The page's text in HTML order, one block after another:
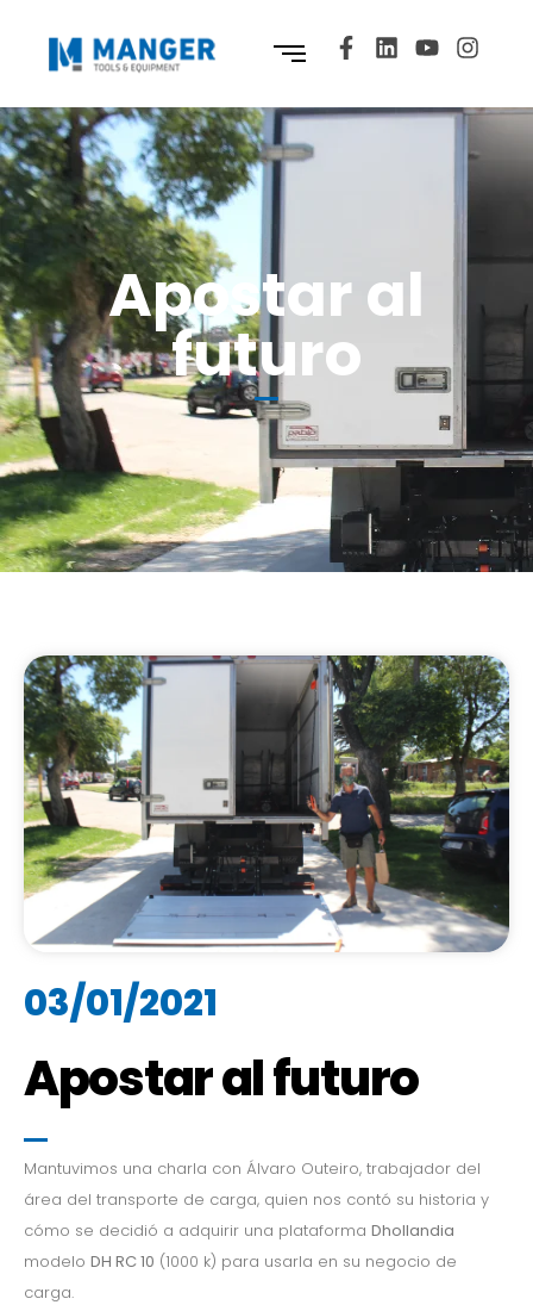
Apostar al
futuro
03/01/2021
Apostar al futuro
Mantuvimos una charla con Álvaro Outeiro, trabajador del
área del transporte de carga, quien nos contó su historia y
cómo se decidió a adquirir una plataforma Dhollandia
modelo DH RC 10 (1000 k) para usarla en su negocio de
carga.